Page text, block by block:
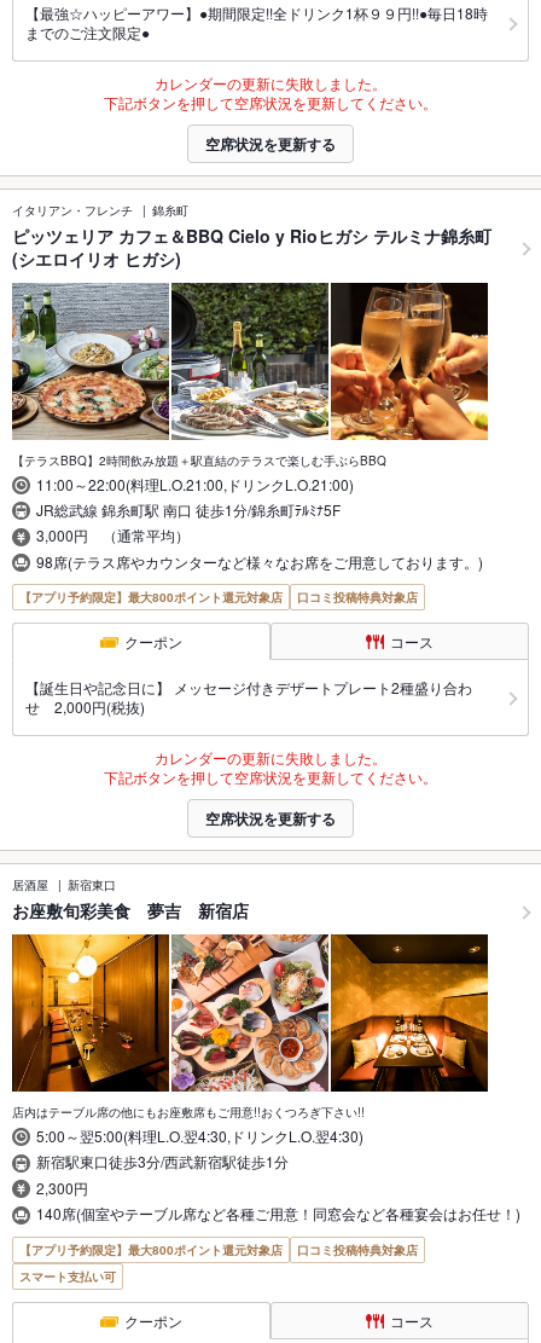
【最強☆ハッピーアワー】●期間限定!!全ドリンク1杯９９円!!●毎日18時
までのご注文限定●
カレンダーの更新に失敗しました。
下記ボタンを押して空席状況を更新してください。
空席状況を更新する
イタリアン・フレンチ 錦糸町
ピッツェリア カフェ＆BBQ Cielo y Rioヒガシ テルミナ錦糸町
(シエロイリオ ヒガシ)
【テラスBBQ】2時間飲み放題＋駅直結のテラスで楽しむ手ぶらBBQ
11:00～22:00(料理L.O.21:00,ドリンクL.O.21:00)
JR総武線 錦糸町駅 南口 徒歩1分/錦糸町ﾃﾙﾐﾅ5F
3,000円 （通常平均）
98席(テラス席やカウンターなど様々なお席をご用意しております。)
【アプリ予約限定】最大800ポイント還元対象店 口コミ投稿特典対象店
クーポン コース
【誕生日や記念日に】 メッセージ付きデザートプレート2種盛り合わ
せ 2,000円(税抜)
カレンダーの更新に失敗しました。
下記ボタンを押して空席状況を更新してください。
空席状況を更新する
居酒屋 新宿東口
お座敷旬彩美食 夢吉 新宿店
店内はテーブル席の他にもお座敷席もご用意!!おくつろぎ下さい!!
5:00～翌5:00(料理L.O.翌4:30,ドリンクL.O.翌4:30)
新宿駅東口徒歩3分/西武新宿駅徒歩1分
2,300円
140席(個室やテーブル席など各種ご用意！同窓会など各種宴会はお任せ！)
【アプリ予約限定】最大800ポイント還元対象店
口コミ投稿特典対象店
スマート支払い可
クーポン コース